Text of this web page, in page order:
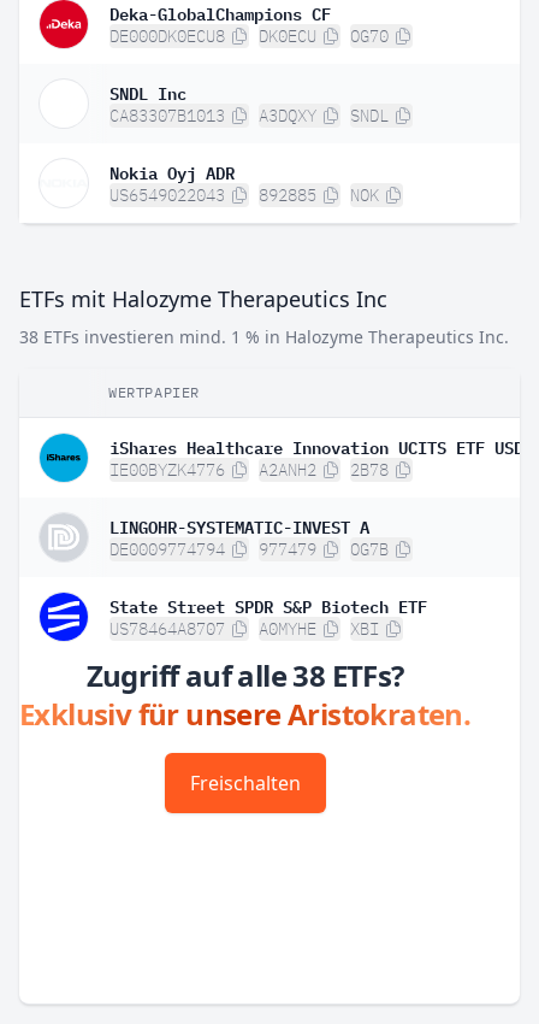
Deka-GlobalChampions CF
DE000DK0ECU8 DK0ECU OG70
SNDL Inc
CA83307B1013 A3DQXY SNDL
Nokia Oyj ADR
US6549022043 892885 NOK
ETFs mit Halozyme Therapeutics Inc
38 ETFs investieren mind. 1 % in Halozyme Therapeutics Inc.
WERTPAPIER
IE00BYZK4776 A2ANH2 2B78
LINGOHR-SYSTEMATIC-INVEST A
DE0009774794 977479 OG7B
State Street SPDR S&P Biotech ETF
US78464A8707 A0MYHE XBI
Zugriff auf alle 38 ETFs?
Exklusiv für unsere Aristokraten.
Freischalten